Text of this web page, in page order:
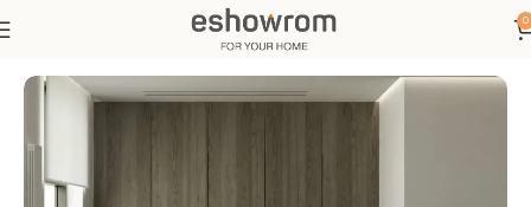
0
Oturma Odası Koltuk Takımı